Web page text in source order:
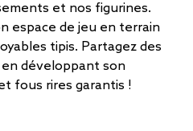
et nos figurines.
espace de jeu en terrain
tipis. Partagez des
développant son
fous rires garantis !